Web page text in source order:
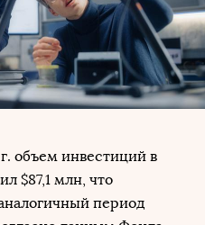
объем инвестиций в
$87,1 млн, что
период